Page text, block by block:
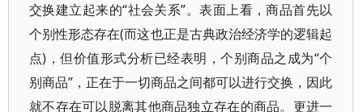
交换建立起来的“社会关系”。表面上看，商品首先以
个别性形态存在(而这也正是古典政治经济学的逻辑起
点)，但价值形式分析已经表明，个别商品之成为“个
别商品”，正在于一切商品之间都可以进行交换，因此
就不存在可以脱离其他商品独立存在的商品。更进一